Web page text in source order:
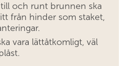
och runt brunnen ska
från hinder som staket,
vara lättåtkomligt, väl